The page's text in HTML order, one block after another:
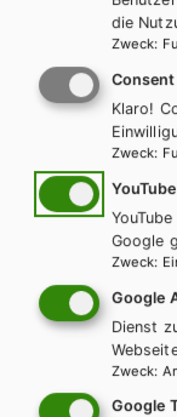
ZUM
die
Zweck:
Klaro!
Zweck:
YouTube
Google
Zweck:
Google
Dienst
Zweck:
Google